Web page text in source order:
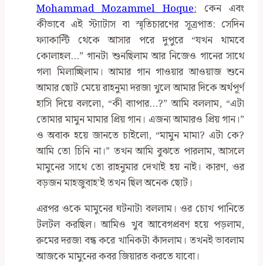
Mohammad Mozammel Hoque:কেন এবং
কীভাবে এই স্ট্যাটাস বা স্মৃতিচারণের সূত্রপাত: সেদিন
ফ্যাকাল্টি থেকে আসার পরে দুপুরে “যখন থামবে
কোলাহল…” গানটা শুনছিলাম আর নিজেও গানের সাথে
গলা মিলাচ্ছিলাম। আমার গান গাওয়ার আওয়াজ শুনে
আমার ছোট মেয়ে রাহনুমা দরজা খুলে আমার দিকে অর্থপূর্ণ
হাসি দিয়ে বললো, “কী ব্যাপার…?” আমি বললাম, “এটা
তোমার মামুন মামার প্রিয় গান। এজন্য আমারও প্রিয় গান।”
ও অবাক হয়ে জানতে চাইলো, “মামুন মামা? এটা কে?
আমি তো চিনি না।” তখন আমি বুঝতে পারলাম, আসলে
মামুনের সাথে তো রাহনুমার দেখাই হয় নাই। কারণ, ওর
বড়জন মাহজুবাহ’ই তখন ছিল অনেক ছোট।
এরপর ওকে মামুনের ঘটনাটা বললাম। ওর চোখ পানিতে
টলটল করছিল। আমিও খুব আবেগপ্রবণ হয়ে পড়লাম,
রুমের দরজা বন্ধ করে খানিকটা কাঁদলাম। তখনই ভাবলাম
আজকে মামুনের কবর জিয়ারত করতে যাবো।